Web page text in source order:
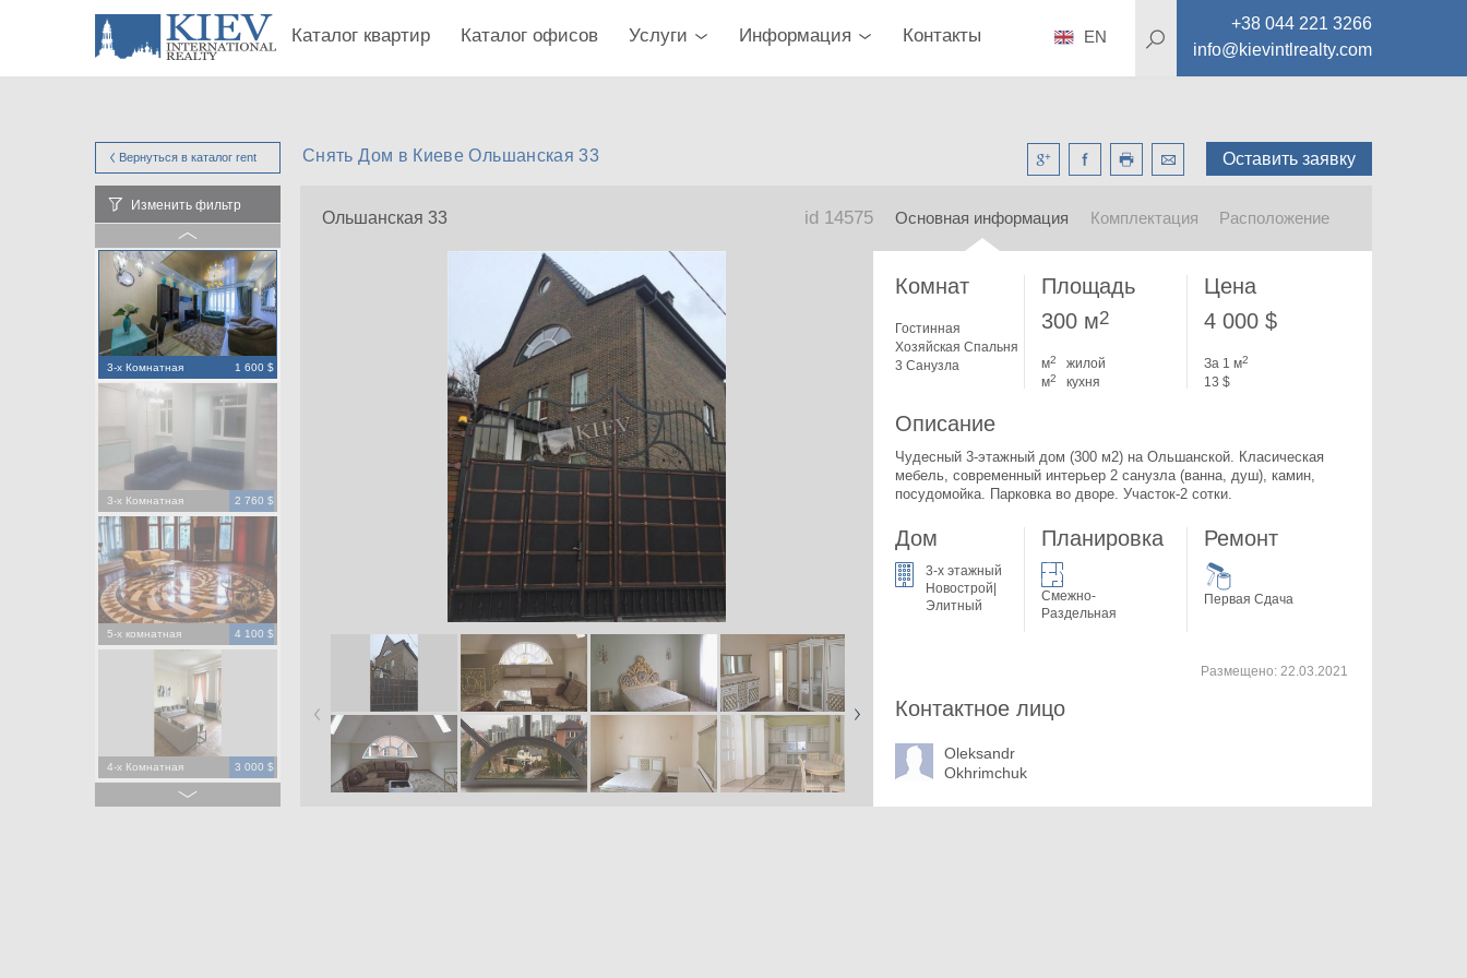
Каталог квартир Каталог офисов Услуги Информация Контакты
+38 044 221 3266
info@kievintlrealty.com
EN
Вернуться в каталог rent Оставить заявку
Снять Дом в Киеве Ольшанская 33
Изменить фильтр
3-х Комнатная 1 600 $
3-х Комнатная 2 760 $
5-х комнатная 4 100 $
4-х Комнатная 3 000 $
Ольшанская 33 id 14575 Основная информация Комплектация Расположение
Комнат
Гостинная
Хозяйская Спальня
3 Санузла
Площадь
300 м2
м2
жилой
м2 кухня
Цена
4 000 $
За 1 м2
13 $
Описание
Чудесный 3-этажный дом (300 м2) на Ольшанской. Класическая
мебель, современный интерьер 2 санузла (ванна, душ), камин,
посудомойка. Парковка во дворе. Участок-2 сотки.
Дом
3-x этажный
Новострой|
Элитный
Планировка
Смежно-
Раздельная
Ремонт
Первая Сдача
Контактное лицо
Oleksandr
Okhrimchuk
Размещено:22.03.2021